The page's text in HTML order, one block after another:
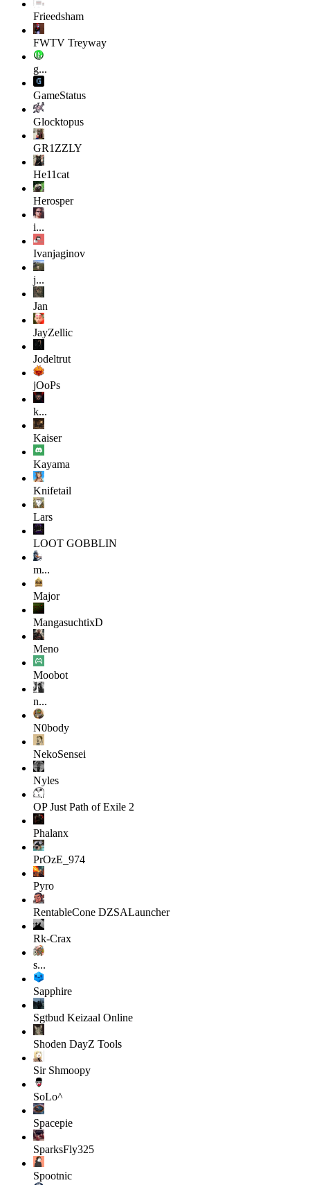
Frieedsham
FWTV Treyway
g...
GameStatus
Glocktopus
GR1ZZLY
He11cat
Herosper
i...
Ivanjaginov
j...
Jan
JayZellic
Jodeltrut
jOoPs
k...
Kaiser
Kayama
Knifetail
Lars
LOOT GOBBLIN
m...
Major
MangasuchtixD
Meno
Moobot
n...
N0body
NekoSensei
Nyles
OP Just Path of Exile 2
Phalanx
PrOzE_974
Pyro
RentableCone DZSALauncher
Rk-Crax
s...
Sapphire
Sgtbud Keizaal Online
Shoden DayZ Tools
Sir Shmoopy
SoLo^
Spacepie
SparksFly325
Spootnic